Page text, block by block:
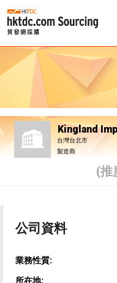
Kingland
台灣台北市
製造商
(推
公司資料
業務性質:
所在地: